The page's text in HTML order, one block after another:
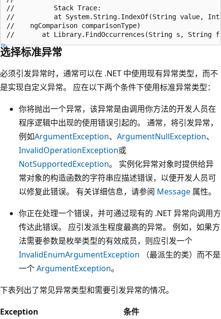
//          Stack Trace:
//          at System.String.IndexOf(String value,
//    ngComparison comparisonType)
选择标准异常
必须引发异常时，通常可以在 .NET 中使用现有异常类型，而不
是实现自定义异常。 应在以下两个条件下使用标准异常类型：
你将抛出一个异常，该异常是由调用你方法的开发人员在
程序逻辑中出现的使用错误引起的。 通常，将引发异常，
例如ArgumentException、 ArgumentNullException、
InvalidOperationException或
NotSupportedException。 实例化异常对象时提供给异
常对象的构造函数的字符串应描述错误，以便开发人员可
以修复此错误。 有关详细信息，请参阅 Message 属性。
你正在处理一个错误，并可通过现有的 .NET 异常向调用方
传达此错误。 应引发派生程度最高的异常。 例如，如果方
法需要参数是枚举类型的有效成员，则应引发一个
InvalidEnumArgumentException （最派生的类）而不是
一个ArgumentException。
下表列出了常见异常类型和需要引发异常的情况。
Exception
条件